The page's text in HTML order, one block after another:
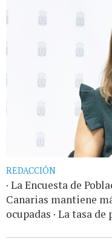
REDACCIÓN
· La Encuesta de
Canarias mantiene
ocupadas · La tasa de